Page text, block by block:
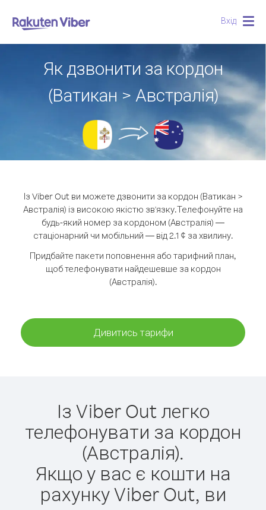
Вхід
Як дзвонити за кордон
(Ватикан > Австралія)
Із Viber Out ви можете дзвонити за кордон (Ватикан >
Австралія) із високою якістю зв'язку.Телефонуйте на
будь-який номер за кордоном (Австралія) —
стаціонарний чи мобільний — від 2.1 ¢ за хвилину.
Придбайте пакети поповнення або тарифний план,
щоб телефонувати найдешевше за кордон
(Австралія).
Дивитись тарифи
Із Viber Out легко
телефонувати за кордон
(Австралія).
Якщо у вас є кошти на
рахунку Viber Out, ви